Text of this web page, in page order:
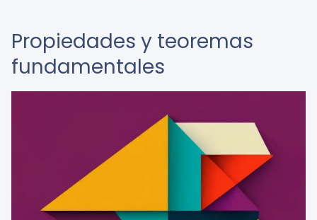
Propiedades y teoremas
fundamentales